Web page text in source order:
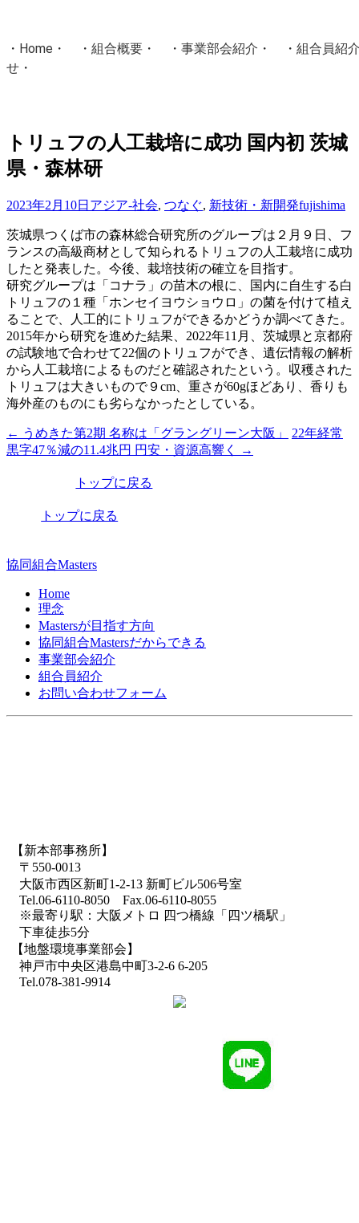
・ Home ・ ・ 組合概要 ・ ・ 事業部会紹介 ・ ・ 組合員紹
せ ・
国土交通省・経済産業省・農林水産省・厚生労働省 認可
トリュフの人工栽培に成功 国内初 茨城
県・森林研
2023年2月10日 アジア-社会, つなぐ, 新技術・新開発fujishima
茨城県つくば市の森林総合研究所のグループは２月９日、フ
ランスの高級商材として知られるトリュフの人工栽培に成功
したと発表した。今後、栽培技術の確立を目指す。
研究グループは「コナラ」の苗木の根に、国内に自生する白
トリュフの１種「ホンセイヨウショウロ」の菌を付けて植え
ることで、人工的にトリュフができるかどうか調べてきた。
2015年から研究を進めた結果、2022年11月、茨城県と京都府
の試験地で合わせて22個のトリュフができ、遺伝情報の解析
から人工栽培によるものだと確認されたという。収穫された
トリュフは大きいもので９cm、重さが60gほどあり、香りも
海外産のものにも劣らなかったとしている。
投
稿
ー
← うめきた第2期 名称は「グラングリーン大阪」
22年経常
黒字47％減の11.4兆円 円安・資源高響く
→
トップに戻る
トップに戻る
協同組合Masters
Home
理念
Mastersが目指す方向
協同組合Mastersだからできる
事業部会紹介
組合員紹介
お問い合わせフォーム
【新本部事務所】
〒550-0013
大阪市西区新町1-2-13 新町ビル506号室
Tel.06-6110-8050 Fax.06-6110-8055
※最寄り駅：大阪メトロ 四つ橋線「四ツ橋駅」
下車徒歩5分
【地盤環境事業部会】
神戸市中央区港島中町3-2-6 6-205
Tel.078-381-9914